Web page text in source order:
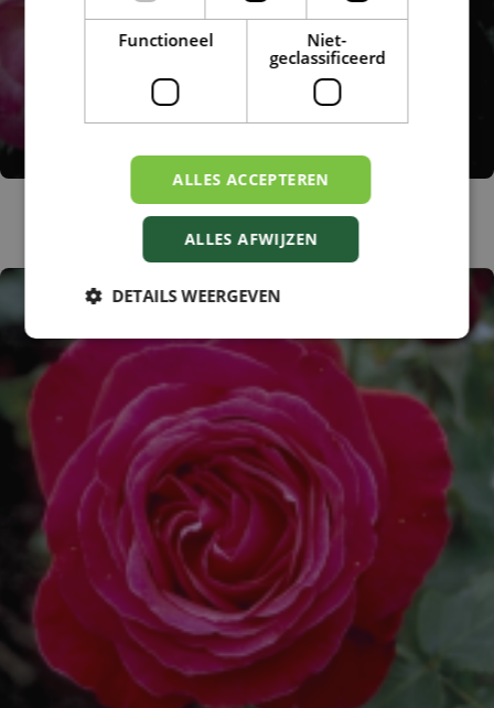
Grootbloemige roos
Rosa 'Colbert'
Functioneel
Niet-
geclassificeerd
ALLES ACCEPTEREN
ALLES AFWIJZEN
DETAILS WEERGEVEN